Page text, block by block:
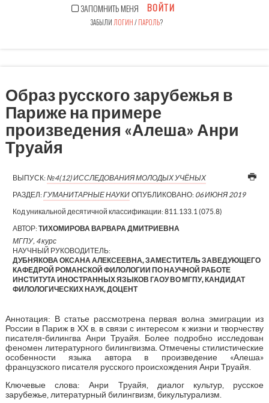
ЗАПОМНИТЬ МЕНЯ ВОЙТИ
ЗАБЫЛИ ЛОГИН/ПАРОЛЬ?
Образ русского зарубежья в
Париже на примере
произведения «Алеша» Анри
Труайя
ВЫПУСК:№4(12) ИССЛЕДОВАНИЯ МОЛОДЫХ УЧЁНЫХ
РАЗДЕЛ:ГУМАНИТАРНЫЕ НАУКИ ОПУБЛИКОВАНО: 06 ИЮНЯ 2019
Код уникальной десятичной классификации:811.133.1 (075.8)
АВТОР:ТИХОМИРОВА ВАРВАРА ДМИТРИЕВНА
МГПУ, 4 курс
НАУЧНЫЙ РУКОВОДИТЕЛЬ:
ДУБНЯКОВА ОКСАНА АЛЕКСЕЕВНА, ЗАМЕСТИТЕЛЬ ЗАВЕДУЮЩЕГО
КАФЕДРОЙ РОМАНСКОЙ ФИЛОЛОГИИ ПО НАУЧНОЙ РАБОТЕ
ИНСТИТУТА ИНОСТРАННЫХ ЯЗЫКОВ ГАОУ ВО МГПУ, КАНДИДАТ
ФИЛОЛОГИЧЕСКИХ НАУК, ДОЦЕНТ
Аннотация: В статье рассмотрена первая волна эмиграции из
России в Париж в XX в. в связи с интересом к жизни и творчеству
писателя-билингва Анри Труайя. Более подробно исследован
феномен литературного билингвизма. Отмечены стилистические
особенности языка автора в произведение «Алеша»
французского писателя русского происхождения Анри Труайя.
Ключевые слова: Анри Труайя, диалог культур, русское
зарубежье, литературный билингвизм, бикультурализм.